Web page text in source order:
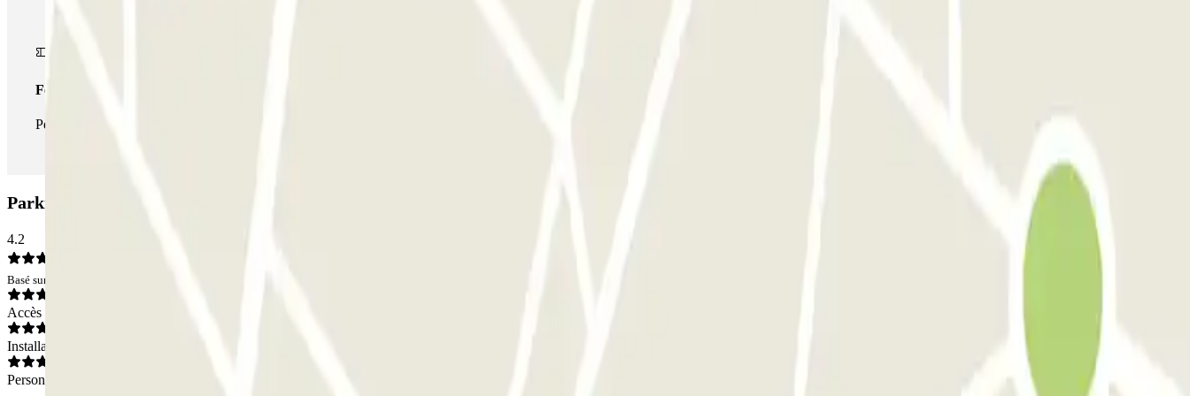
Forfait illimité
Pendant votre séjour, vous pouvez entrer et sortir du parking aussi souvent que vous le souhaitez.
Parking Victor Hugo Paris INDIGO: Avis
4.2
Basé sur 20 avis
Accès
Installations
Personnel